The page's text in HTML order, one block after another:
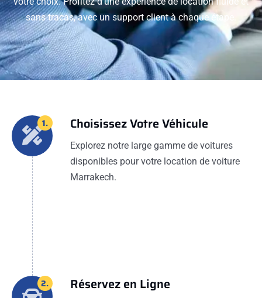
sans tracas, avec un support client à chaque étape.
1. Choisissez Votre Véhicule
Explorez notre large gamme de voitures
disponibles pour votre location de voiture
Marrakech.
2. Réservez en Ligne